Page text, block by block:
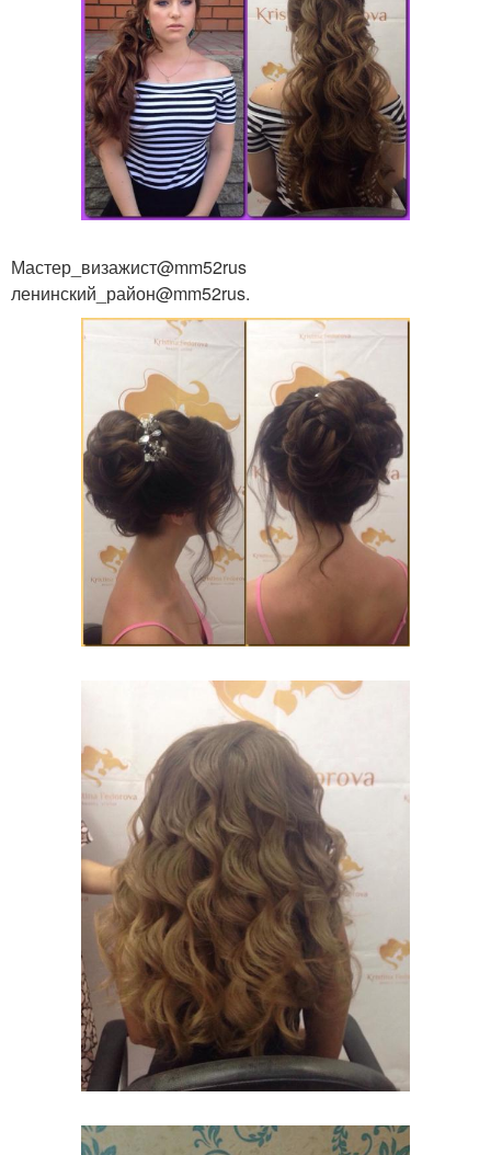
Мастер_визажист@mm52rus
ленинский_район@mm52rus.